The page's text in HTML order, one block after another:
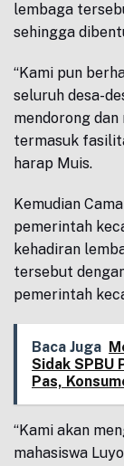
lembaga
sehingga
“Kami pun
seluruh desa-
mendorong
termasuk
harap Muis.
Kemudian
pemerintah
kehadiran
tersebut
pemerintah
Baca Juga
Sidak SPBU
Pas,
“Kami akan
mahasiswa